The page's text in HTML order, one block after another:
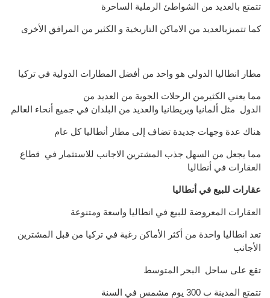
تتمتع بالعديد من الشواطئ الرملية الساحرة
كما تتميزبالعديد من الاماكن التاريخية و الكثير من المرافق الأخرى
مطار انطاليا الدولي هو واحد من أفضل المطارات الدولية في تركيا
مما يعني الكثيرمن الرحلات الجوية من العديد من
الدول مثل ألمانيا وبريطانيا والعديد من البلدان في جميع أنحاء العالم
هناك عدة وجهات جديدة تضاف إلى مطار أنطاليا كل عام
مما يجعل من السهل جذب المشترين الاجانب للاستثمار في قطاع
العقارات في أنطاليا
عقارات للبيع في أنطاليا
العقارات المعروضة للبيع في انطاليا واسعة ومتنوعة
تعد انطاليا واحدة من أكثر الأماكن رغبة في تركيا من قبل المشترين
الأجانب
تقع على ساحل البحر المتوسط
تتمتع المدينة ب 300 يوم مشمس في السنة